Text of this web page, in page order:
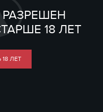
18 ЛЕТ
ЛЕТ